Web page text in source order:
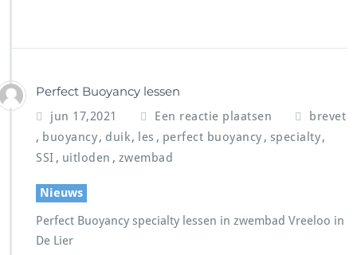
Perfect Buoyancy lessen
jun 17,2021 Een reactie plaatsen brevet
, buoyancy, duik, les , perfect buoyancy , specialty,
SSI , uitloden , zwembad
Nieuws
Perfect Buoyancy specialty lessen in zwembad Vreeloo in
De Lier